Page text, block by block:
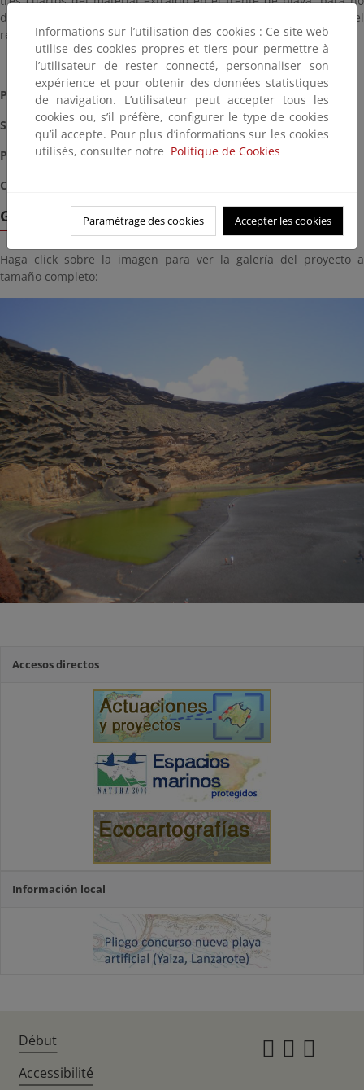
debilitar la berma y por tanto acentuar la acción del oleaje; y el
resto del material se llevará a una playa cercana.
Plazo
: 5 meses
Situación:Terminada (Mayo, 2016)
Presupuesto aproximado: 561.448,31 €
Coordenadas
Galería de imágenes
Haga click sobre la imagen para ver la galería del proyecto a
tamaño completo:
Accesos directos
Información local
Informations sur l’utilisation des cookies : Ce site web
utilise des cookies propres et tiers pour permettre à
l’utilisateur de rester connecté, personnaliser son
expérience et pour obtenir des données statistiques
de navigation. L’utilisateur peut accepter tous les
cookies ou, s’il préfère, configurer le type de cookies
qu’il accepte. Pour plus d’informations sur les cookies
utilisés, consulter notre Politique de Cookies
Paramétrage des cookies Accepter les cookies
Début
Accessibilité